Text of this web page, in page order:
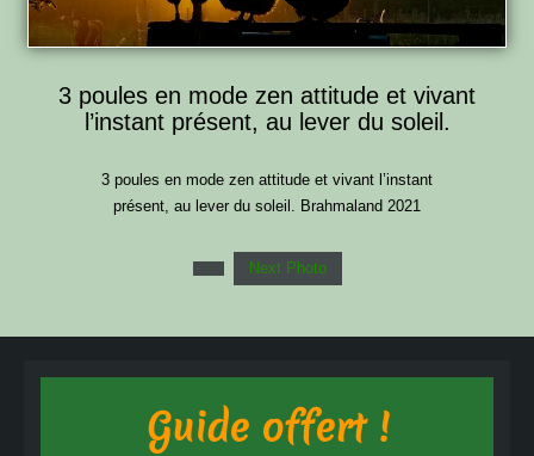
3 poules en mode zen attitude et vivant
l’instant présent, au lever du soleil.
3 poules en mode zen attitude et vivant l’instant
présent, au lever du soleil. Brahmaland 2021
Next Photo
Guide offert !